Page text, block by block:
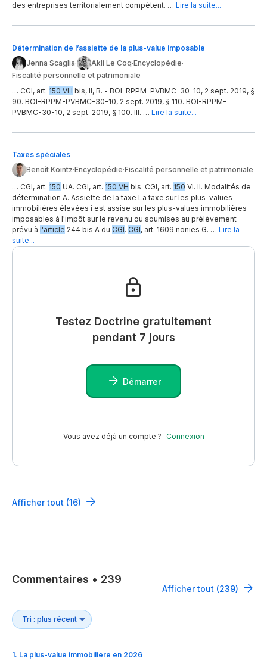
des entreprises territorialement compétent. … Lire la suite...
Détermination de l’assiette de la plus-value imposable
Jenna Scaglia· Akli Le Coq·Encyclopédie·
Fiscalité personnelle et patrimoniale
… CGI, art. 150 VH bis, II, B. - BOI-RPPM-PVBMC-30-10, 2 sept. 2019, §
90. BOI-RPPM-PVBMC-30-10, 2 sept. 2019, § 110. BOI-RPPM-
PVBMC-30-10, 2 sept. 2019, § 100. III. … Lire la suite...
Taxes spéciales
Benoît Kointz·Encyclopédie·Fiscalité personnelle et patrimoniale
… CGI, art. 150 UA. CGI, art. 150 VH bis. CGI, art. 150 VI. II. Modalités de
détermination A. Assiette de la taxe La taxe sur les plus-values
immobilières élevées i est assise sur les plus-values immobilières
imposables à l'impôt sur le revenu ou soumises au prélèvement
prévu à l'article 244 bis A du CGI. CGI, art. 1609 nonies G. … Lire la
suite...
Testez Doctrine gratuitement
pendant 7 jours
Démarrer
Vous avez déjà un compte ? Connexion
Afficher tout (16)
Commentaires • 239
Afficher tout (239)
1. La plus-value immobiliere en 2026